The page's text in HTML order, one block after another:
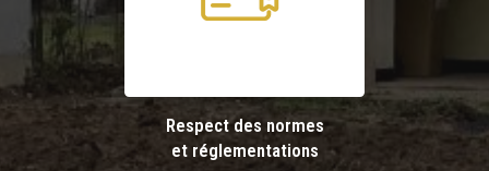
Respect des normes
et réglementations